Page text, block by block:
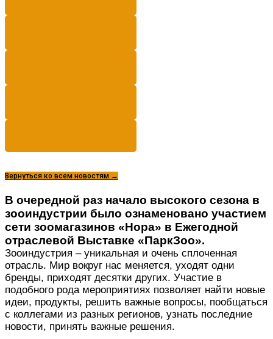
Вернуться ко всем новостям →
В очередной раз начало высокого сезона в
зооиндустрии было ознаменовано участием
сети зоомагазинов «Нора» в Ежегодной
отраслевой Выставке «ПаркЗоо».
Зооиндустрия – уникальная и очень сплоченная
отрасль. Мир вокруг нас меняется, уходят одни
бренды, приходят десятки других. Участие в
подобного рода мероприятиях позволяет найти новые
идеи, продукты, решить важные вопросы, пообщаться
с коллегами из разных регионов, узнать последние
новости, принять важные решения.